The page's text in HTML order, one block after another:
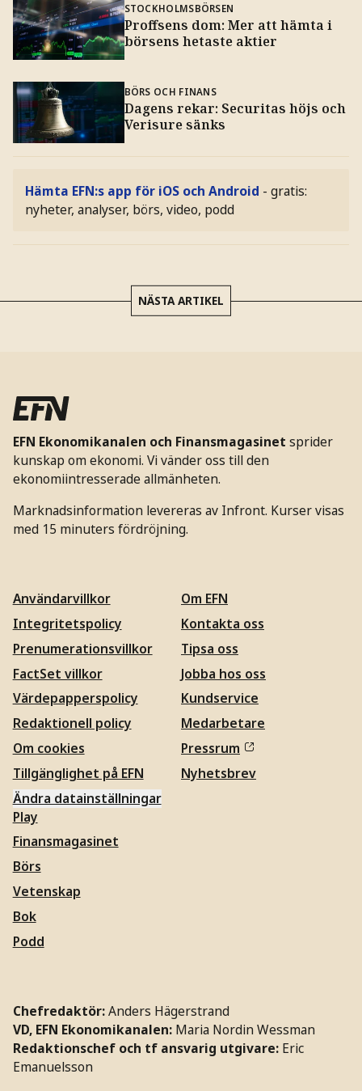
STOCKHOLMSBÖRSEN
Proffsens dom: Mer att hämta i
börsens hetaste aktier
BÖRS OCH FINANS
Dagens rekar: Securitas höjs och
Verisure sänks
Hämta EFN:s app för iOS och Android - gratis:
nyheter, analyser, börs, video, podd
NÄSTA ARTIKEL
EFN Ekonomikanalen och Finansmagasinet sprider
kunskap om ekonomi. Vi vänder oss till den
ekonomiintresserade allmänheten.
Marknadsinformation levereras av Infront. Kurser visas
med 15 minuters fördröjning.
Användarvillkor
Integritetspolicy
Prenumerationsvillkor
FactSet villkor
Värdepapperspolicy
Redaktionell policy
Om cookies
Tillgänglighet på EFN
Ändra datainställningar
Om EFN
Kontakta oss
Tipsa oss
Jobba hos oss
Kundservice
Medarbetare
Pressrum
Nyhetsbrev
Play
Finansmagasinet
Börs
Vetenskap
Bok
Podd
Chefredaktör:Anders Hägerstrand
VD, EFN Ekonomikanalen: Maria Nordin Wessman
Redaktionschef och tf ansvarig utgivare: Eric
Emanuelsson